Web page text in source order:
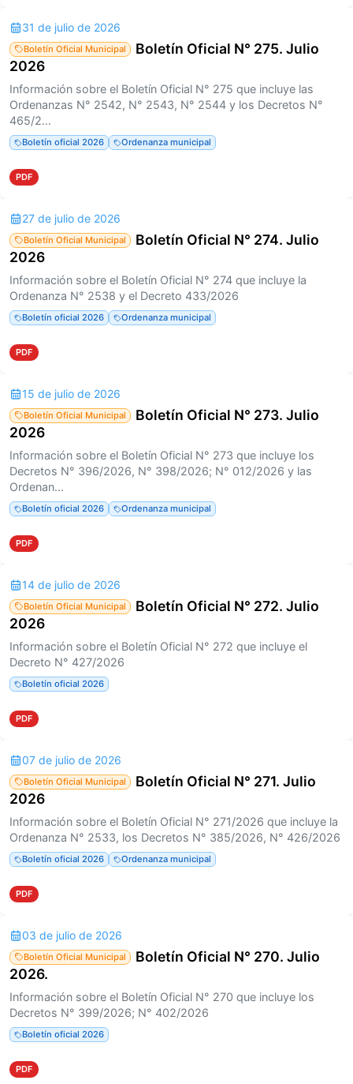
31 de julio de 2026
Boletín Oficial Municipal
Boletín Oficial N° 275. Julio
2026
Información sobre el Boletín Oficial N° 275 que incluye las
Ordenanzas N° 2542, N° 2543, N° 2544 y los Decretos N°
465/2...
Boletín oficial 2026 Ordenanza municipal
PDF
27 de julio de 2026
Boletín Oficial Municipal
Boletín Oficial N° 274. Julio
2026
Información sobre el Boletín Oficial N° 274 que incluye la
Ordenanza N° 2538 y el Decreto 433/2026
Boletín oficial 2026 Ordenanza municipal
PDF
15 de julio de 2026
Boletín Oficial Municipal
Boletín Oficial N° 273. Julio
2026
Información sobre el Boletín Oficial N° 273 que incluye los
Decretos N° 396/2026, N° 398/2026; N° 012/2026 y las
Ordenan...
Boletín oficial 2026 Ordenanza municipal
PDF
14 de julio de 2026
Boletín Oficial Municipal
Boletín Oficial N° 272. Julio
2026
Información sobre el Boletín Oficial N° 272 que incluye el
Decreto N° 427/2026
Boletín oficial 2026
PDF
07 de julio de 2026
Boletín Oficial Municipal
Boletín Oficial N° 271. Julio
2026
Información sobre el Boletín Oficial N° 271/2026 que incluye la
Ordenanza N° 2533, los Decretos N° 385/2026, N° 426/2026
Boletín oficial 2026 Ordenanza municipal
PDF
03 de julio de 2026
Boletín Oficial Municipal
Boletín Oficial N° 270. Julio
2026.
Información sobre el Boletín Oficial N° 270 que incluye los
Decretos N° 399/2026; N° 402/2026
Boletín oficial 2026
PDF